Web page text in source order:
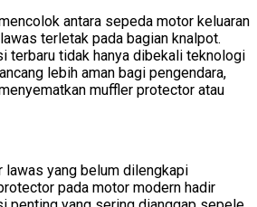
antara sepeda motor keluaran
terletak pada bagian knalpot.
terbaru tidak hanya dibekali teknologi
lebih aman bagi pengendara,
muffler protector atau
lawas yang belum dilengkapi
pada motor modern hadir